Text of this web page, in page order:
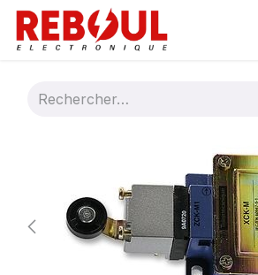
Se rendre au contenu